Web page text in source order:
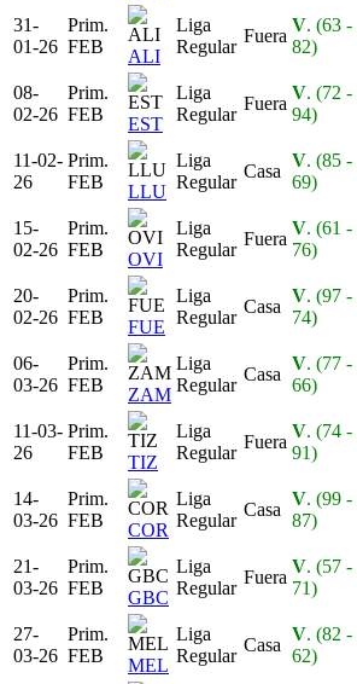
31-
01-26
Prim.
FEB
ALI
Liga
Regular
Fuera
V. (63 -
82)
08-
02-26
Prim.
FEB
EST
Liga
Regular
Fuera
V. (72 -
94)
11-02-
26
Prim.
FEB
LLU
Liga
Regular
Casa
V. (85 -
69)
15-
02-26
Prim.
FEB
OVI
Liga
Regular
Fuera
V. (61 -
76)
20-
02-26
Prim.
FEB
FUE
Liga
Regular
Casa
V. (97 -
74)
06-
03-26
Prim.
FEB
ZAM
Liga
Regular
Casa
V. (77 -
66)
11-03-
26
Prim.
FEB
TIZ
Liga
Regular
Fuera
V. (74 -
91)
14-
03-26
Prim.
FEB
COR
Liga
Regular
Casa
V. (99 -
87)
21-
03-26
Prim.
FEB
GBC
Liga
Regular
Fuera
V. (57 -
71)
27-
03-26
Prim.
FEB
MEL
Liga
Regular
Casa
V. (82 -
62)